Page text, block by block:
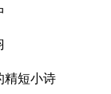
精短小诗